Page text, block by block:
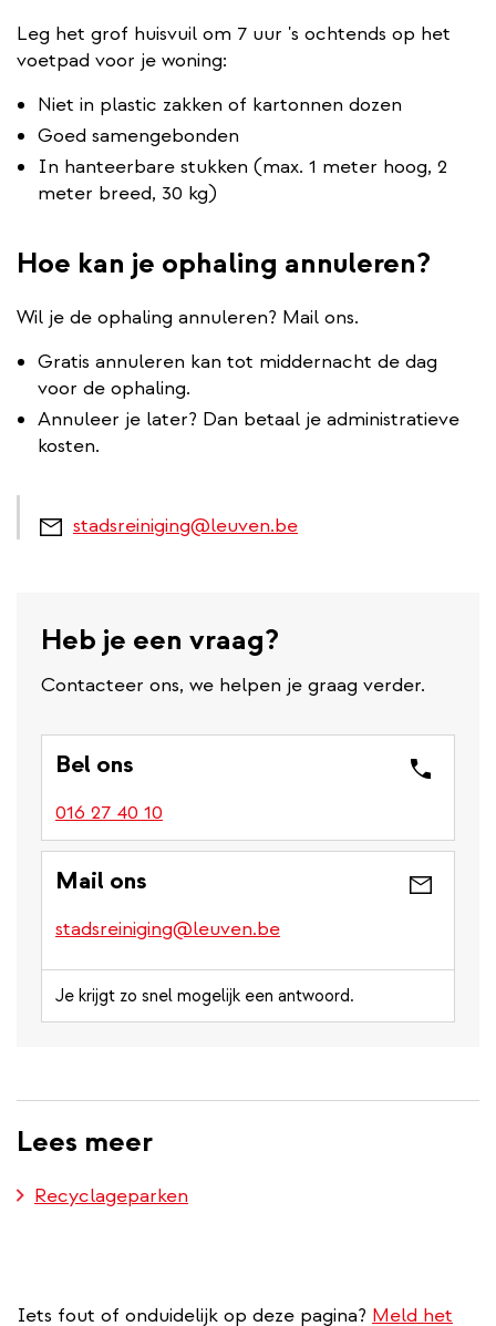
Leg het grof huisvuil om 7 uur 's ochtends op het
voetpad voor je woning:
Niet in plastic zakken of kartonnen dozen
Goed samengebonden
In hanteerbare stukken (max. 1 meter hoog, 2
meter breed, 30 kg)
Hoe kan je ophaling annuleren?
Wil je de ophaling annuleren? Mail ons.
Gratis annuleren kan tot middernacht de dag
voor de ophaling.
Annuleer je later? Dan betaal je administratieve
kosten.
stadsreiniging@leuven.be
Heb je een vraag?
Contacteer ons, we helpen je graag verder.
Bel ons
016 27 40 10
Mail ons
stadsreiniging@leuven.be
Je krijgt zo snel mogelijk een antwoord.
Lees meer
Recyclageparken
Iets fout of onduidelijk op deze pagina? Meld het